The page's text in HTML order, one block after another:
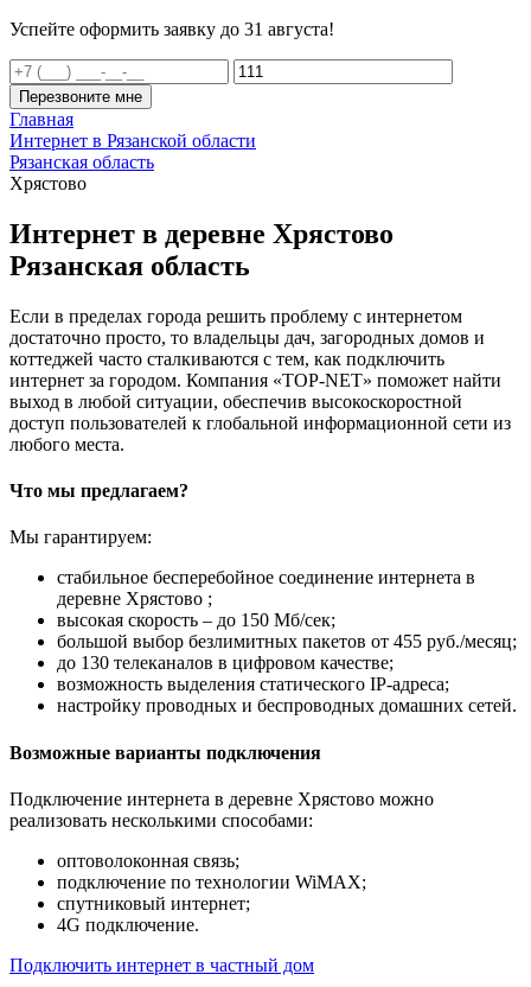
Успейте оформить заявку до 31 августа!
Перезвоните мне
Главная
Интернет в Рязанской области
Рязанская область
Хрястово
Интернет в деревне Хрястово
Рязанская область
Если в пределах города решить проблему с интернетом
достаточно просто, то владельцы дач, загородных домов и
коттеджей часто сталкиваются с тем, как подключить
интернет за городом. Компания «TOP-NET» поможет найти
выход в любой ситуации, обеспечив высокоскоростной
доступ пользователей к глобальной информационной сети из
любого места.
Что мы предлагаем?
Мы гарантируем:
стабильное бесперебойное соединение интернета в
деревне Хрястово ;
высокая скорость – до 150 Мб/сек;
большой выбор безлимитных пакетов от 455 руб./месяц;
до 130 телеканалов в цифровом качестве;
возможность выделения статического IP-адреса;
настройку проводных и беспроводных домашних сетей.
Возможные варианты подключения
Подключение интернета в деревне Хрястово можно
реализовать несколькими способами:
оптоволоконная связь;
подключение по технологии WiMAX;
спутниковый интернет;
4G подключение.
Подключить интернет в частный дом